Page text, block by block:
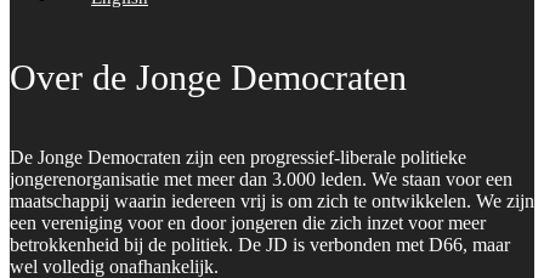
Over de Jonge Democraten
De Jonge Democraten zijn een progressief-liberale politieke
jongerenorganisatie met meer dan 3.000 leden. We staan voor een
maatschappij waarin iedereen vrij is om zich te ontwikkelen. We zijn
een vereniging voor en door jongeren die zich inzet voor meer
betrokkenheid bij de politiek. De JD is verbonden met D66, maar
wel volledig onafhankelijk.